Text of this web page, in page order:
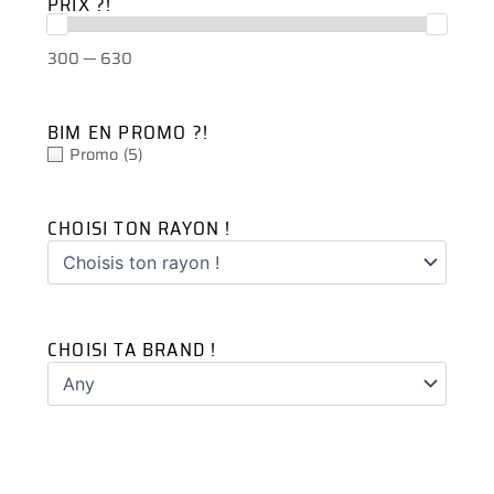
300 — 630
BIM EN PROMO ?!
Promo (5)
CHOISI TON RAYON !
CHOISI TA BRAND !